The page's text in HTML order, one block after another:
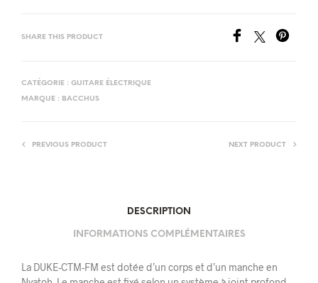
SHARE THIS PRODUCT
CATÉGORIE : GUITARE ÉLECTRIQUE
MARQUE : BACCHUS
PREVIOUS PRODUCT NEXT PRODUCT
DESCRIPTION
INFORMATIONS COMPLÉMENTAIRES
La DUKE-CTM-FM est dotée d’un corps et d’un manche en